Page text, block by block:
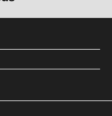
Disentis des